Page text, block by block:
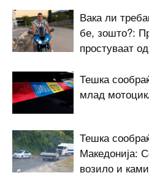
Вака ли
бе, зошто?:
простуваат
Тешка
млад
Тешка
Македонија:
возило и